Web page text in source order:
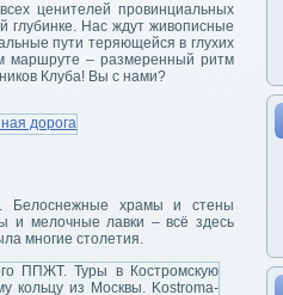
ценителей провинциальных
глубинке. Нас ждут живописные
пути теряющейся в глухих
маршруте – размеренный ритм
Клуба! Вы с нами?
Белоснежные храмы и стены
и мелочные лавки – всё здесь
многие столетия.